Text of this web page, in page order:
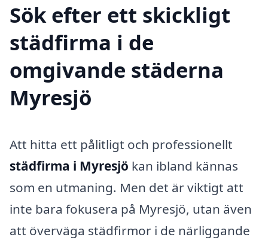
Sök efter ett skickligt
städfirma i de
omgivande städerna
Myresjö
Att hitta ett pålitligt och professionellt
städfirma i Myresjö kan ibland kännas
som en utmaning. Men det är viktigt att
inte bara fokusera på Myresjö, utan även
att överväga städfirmor i de närliggande